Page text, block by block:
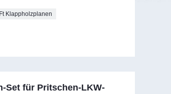
Klappholzplanen
Set für Pritschen-LKW-